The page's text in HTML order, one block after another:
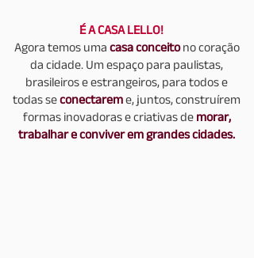
É A CASA LELLO!
Agora temos uma casa conceitono coração
da cidade. Um espaço para paulistas,
brasileiros e estrangeiros, para todos e
todas seconectareme, juntos, construírem
formas inovadoras e criativas de morar,
trabalhar e conviver em grandes cidades.